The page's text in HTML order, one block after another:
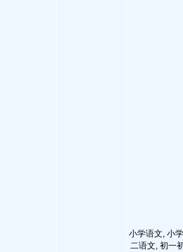
小学语文, 小
二语文, 初一